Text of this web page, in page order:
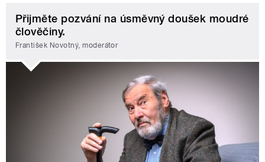
Přijměte pozvání na úsměvný doušek moudré
člověčiny.
František Novotný, moderátor